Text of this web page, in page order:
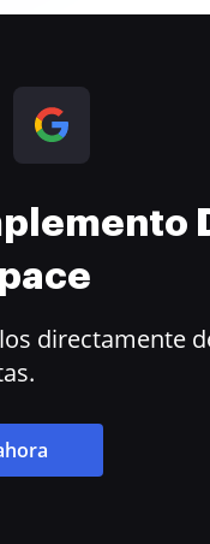
directamente